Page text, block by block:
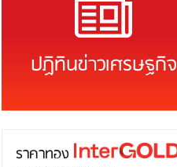
ปฏิทินข่าวเศรษฐกิจ
ราคาทอง